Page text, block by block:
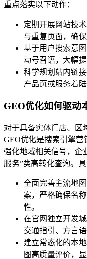
重点落实以下动作：
定期开展网站技
与重复页面，确
基于用户搜索意
动号召语，大幅
科学规划站内链
产品页或服务着陆
GEO优化如何驱动
对于具备实体门店、区
GEO优化是搜索引擎
强化地域相关信号，企
服务”类高转化查询。
全面完善主流地
案，严格确保名
性。
在官网独立开发
交通指引、方言
建立常态化的本
图高质量评价，